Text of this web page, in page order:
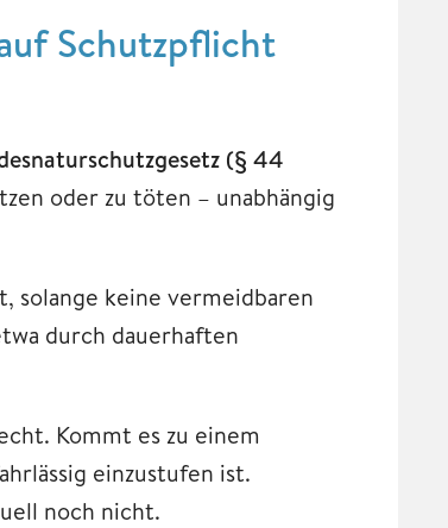
Schutzpflicht
(§ 44
oder zu töten – unabhängig
solange keine vermeidbaren
durch dauerhaften
Kommt es zu einem
einzustufen ist.
noch nicht.